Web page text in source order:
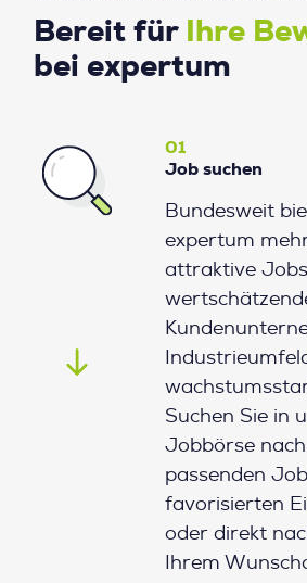
Bereit für
Ihre
bei expertum
01
Job suchen
Bundesweit
expertum
attraktive
Suchen Sie in
Jobbörse
passenden
favorisierten
oder direkt
Ihrem